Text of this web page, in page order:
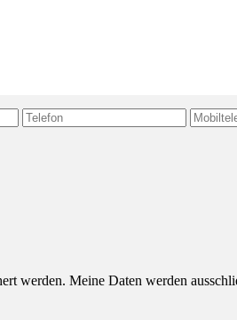
werden. Meine Daten werden